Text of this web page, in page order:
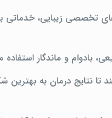
تخصصی زیبایی، خدماتی
بادوام و ماندگار
تا نتایج درمان به